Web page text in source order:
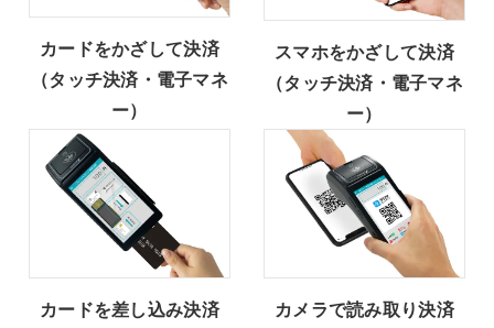
カードをかざして決済
（タッチ決済・電子マネ
ー）
スマホをかざして決済
（タッチ決済・電子マネ
ー）
カードを差し込み決済
カメラで読み取り決済